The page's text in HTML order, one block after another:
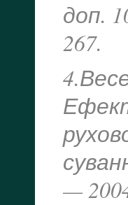
доп.
267.
—